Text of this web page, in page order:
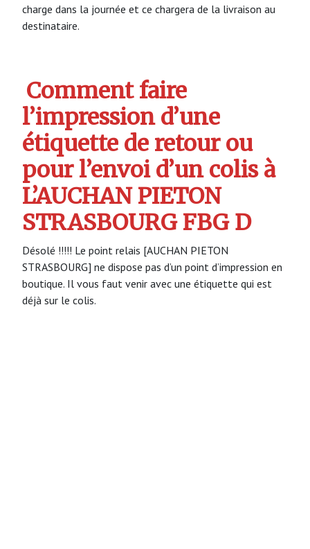
charge dans la journée et ce chargera de la livraison au
destinataire.
Comment faire
l’impression d’une
étiquette de retour ou
pour l’envoi d’un colis à
L’AUCHAN PIETON
STRASBOURG FBG D
Désolé !!!!! Le point relais [AUCHAN PIETON
STRASBOURG] ne dispose pas d’un point d’impression en
boutique. Il vous faut venir avec une étiquette qui est
déjà sur le colis.